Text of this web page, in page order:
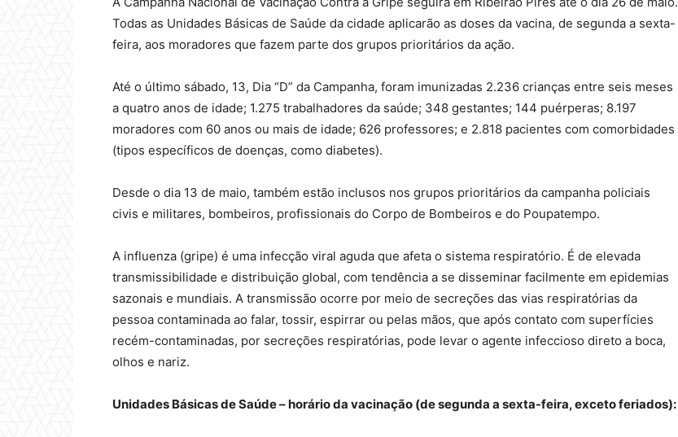
Todas as Unidades Básicas de Saúde da cidade aplicarão as doses da vacina, de segunda a sexta-
feira, aos moradores que fazem parte dos grupos prioritários da ação.
Até o último sábado, 13, Dia “D” da Campanha, foram imunizadas 2.236 crianças entre seis meses
a quatro anos de idade; 1.275 trabalhadores da saúde; 348 gestantes; 144 puérperas; 8.197
moradores com 60 anos ou mais de idade; 626 professores; e 2.818 pacientes com comorbidades
(tipos específicos de doenças, como diabetes).
Desde o dia 13 de maio, também estão inclusos nos grupos prioritários da campanha policiais
civis e militares, bombeiros, profissionais do Corpo de Bombeiros e do Poupatempo.
A influenza (gripe) é uma infecção viral aguda que afeta o sistema respiratório. É de elevada
transmissibilidade e distribuição global, com tendência a se disseminar facilmente em epidemias
sazonais e mundiais. A transmissão ocorre por meio de secreções das vias respiratórias da
pessoa contaminada ao falar, tossir, espirrar ou pelas mãos, que após contato com superfícies
recém-contaminadas, por secreções respiratórias, pode levar o agente infeccioso direto a boca,
olhos e nariz.
Unidades Básicas de Saúde – horário da vacinação (de segunda a sexta-feira, exceto feriados):